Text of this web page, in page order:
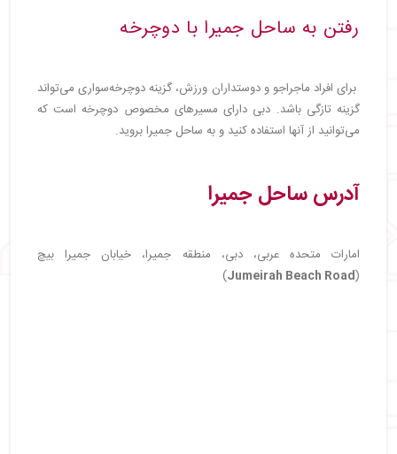
رفتن به ساحل جمیرا با دوچرخه
برای افراد ماجراجو و دوستداران ورزش، گزینه دوچرخه‌سواری می‌تواند
گزینه تازگی باشد. دبی دارای مسیرهای مخصوص دوچرخه است که
می‌توانید از آنها استفاده کنید و به ساحل جمیرا بروید.
آدرس ساحل جمیرا
امارات متحده عربی، دبی، منطقه جمیرا، خیابان جمیرا بیچ
(
Jumeirah Beach Road
)